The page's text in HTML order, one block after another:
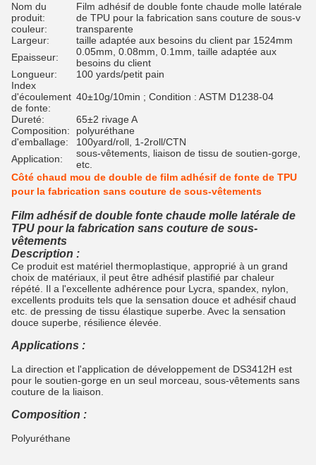
Nom du
produit:
Film adhésif de double fonte chaude molle latérale
de TPU pour la fabrication sans couture de sous-v
couleur:
transparente
Largeur:
taille adaptée aux besoins du client par 1524mm
Epaisseur:
0.05mm, 0.08mm, 0.1mm, taille adaptée aux
besoins du client
Longueur:
100 yards/petit pain
Index
d'écoulement
de fonte:
40±10g/10min ; Condition : ASTM D1238-04
Dureté:
65±2 rivage A
Composition:
polyuréthane
d'emballage:
100yard/roll, 1-2roll/CTN
Application:
sous-vêtements, liaison de tissu de soutien-gorge,
etc.
Côté chaud mou de double de film adhésif de fonte de TPU
pour la fabrication sans couture de sous-vêtements
Film adhésif de double fonte chaude molle latérale de
TPU pour la fabrication sans couture de sous-
vêtements
Description :
Ce produit est matériel thermoplastique, approprié à un grand
choix de matériaux, il peut être adhésif plastifié par chaleur
répété. Il a l'excellente adhérence pour Lycra, spandex, nylon,
excellents produits tels que la sensation douce et adhésif chaud
etc. de pressing de tissu élastique superbe. Avec la sensation
douce superbe, résilience élevée.
Applications :
La direction et l'application de développement de DS3412H est
pour le soutien-gorge en un seul morceau, sous-vêtements sans
couture de la liaison.
Composition :
Polyuréthane